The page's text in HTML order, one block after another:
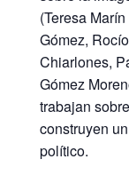
(Teresa
Gómez,
Chiarlones,
Gómez
trabajan
construyen
político.